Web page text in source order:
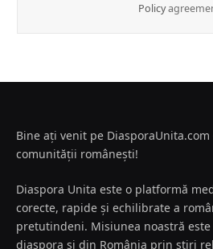
Policy
Bine ați venit pe DiasporaUnita.com
comunității românești!
Diaspora Unita este o platformă
corecte, rapide și echilibrate a
pretutindeni. Misiunea noastră
diaspora și din România prin știri